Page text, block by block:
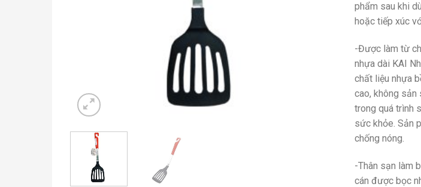
phẩm sau khi
hoặc tiếp xúc
-Được làm từ
nhựa dài KAI
chất liệu nhựa
cao, không sản
trong quá trình
sức khỏe. Sản
chống nóng.
-Thân sạn làm
cán được bọc